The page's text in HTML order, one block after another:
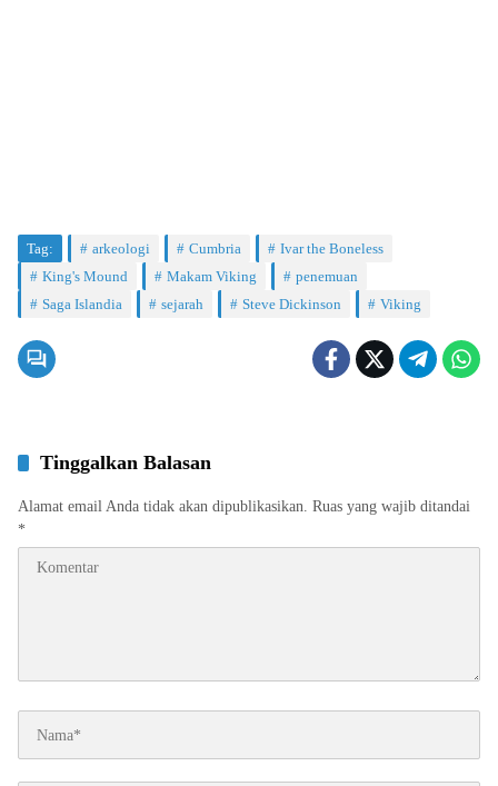
Tag: arkeologi Cumbria
Ivar the Boneless
King's Mound
Makam Viking
penemuan
Saga Islandia
sejarah Steve Dickinson Viking
Tinggalkan Balasan
Alamat email Anda tidak akan dipublikasikan. Ruas yang wajib ditandai
*